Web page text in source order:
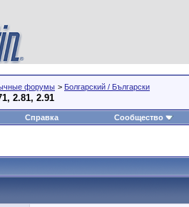
форумы > Болгарский / Български
2.81, 2.91
Справка Сообщество